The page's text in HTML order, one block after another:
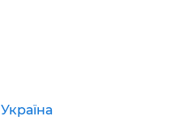
Україна